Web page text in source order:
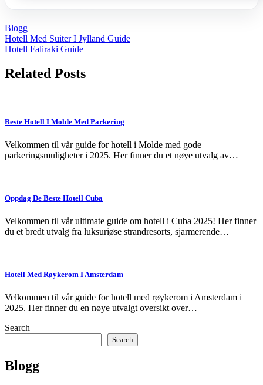
Blogg
Post
navigation
Hotell Med Suiter I Jylland Guide
Hotell Faliraki Guide
Related Posts
Beste Hotell I Molde Med Parkering
Velkommen til vår guide for hotell i Molde med gode
parkeringsmuligheter i 2025. Her finner du et nøye utvalg av…
Oppdag De Beste Hotell Cuba
Velkommen til vår ultimate guide om hotell i Cuba 2025! Her finner
du et bredt utvalg fra luksuriøse strandresorts, sjarmerende…
Hotell Med Røykerom I Amsterdam
Velkommen til vår guide for hotell med røykerom i Amsterdam i
2025. Her finner du en nøye utvalgt oversikt over…
Search
Search
Blogg